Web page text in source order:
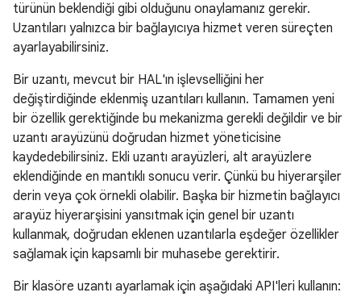
türünün beklendiği gibi olduğunu onaylamanız gerekir.
Uzantıları yalnızca bir bağlayıcıya hizmet veren süreçten
ayarlayabilirsiniz.
Bir uzantı, mevcut bir HAL'ın işlevselliğini her
değiştirdiğinde eklenmiş uzantıları kullanın. Tamamen yeni
bir özellik gerektiğinde bu mekanizma gerekli değildir ve bir
uzantı arayüzünü doğrudan hizmet yöneticisine
kaydedebilirsiniz. Ekli uzantı arayüzleri, alt arayüzlere
eklendiğinde en mantıklı sonucu verir. Çünkü bu hiyerarşiler
derin veya çok örnekli olabilir. Başka bir hizmetin bağlayıcı
arayüz hiyerarşisini yansıtmak için genel bir uzantı
kullanmak, doğrudan eklenen uzantılarla eşdeğer özellikler
sağlamak için kapsamlı bir muhasebe gerektirir.
Bir klasöre uzantı ayarlamak için aşağıdaki API'leri kullanın: